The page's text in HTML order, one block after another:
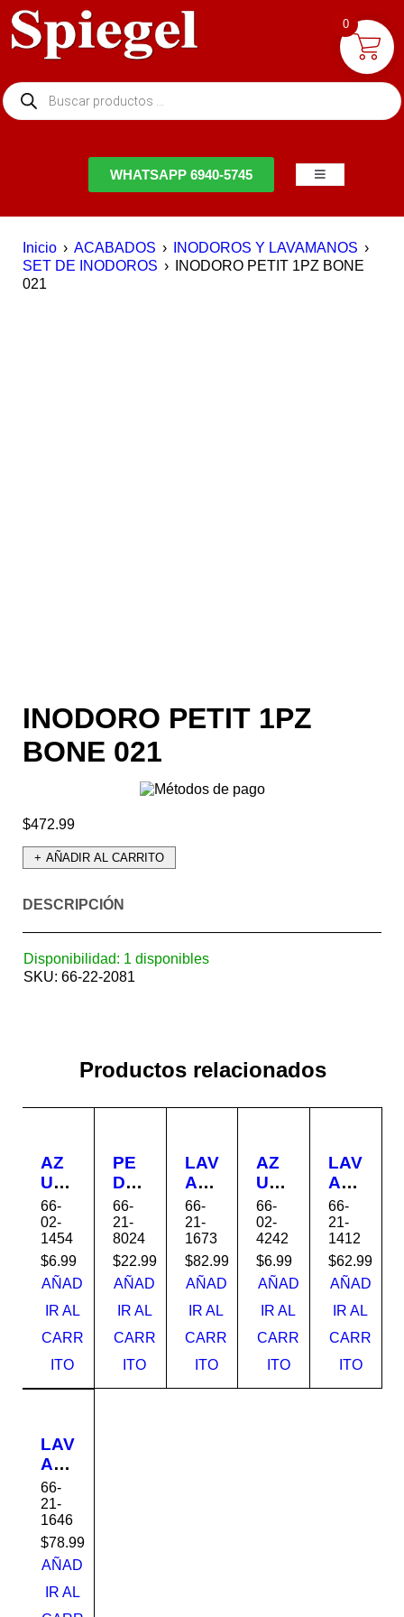
WHATSAPP 6940-5745
Inicio › ACABADOS › INODOROS Y LAVAMANOS ›
SET DE INODOROS ›
INODORO PETIT 1PZ BONE
021
INODORO PETIT 1PZ
BONE 021
$472.99
AÑADIR AL CARRITO
DESCRIPCIÓN
Disponibilidad: 1 disponibles
SKU: 66-22-2081
Productos relacionados
AZ
UL
EJ
O
20X
30
312
5E
GR
EE
N
66-
02-
1454
$6.99
AÑAD
IR AL
CARR
ITO
PE
DE
STA
L
UNI
VE
RS
AL
AZ
UL
GA
66-
21-
8024
$22.99
AÑAD
IR AL
CARR
ITO
LAV
AM
AN
O
SO
BR
E
PU
EST
O
LX-
66-
21-
1673
$82.99
AÑAD
IR AL
CARR
ITO
AZ
UL
EJ
O
32x
56
321
42
BRI
LL
O
66-
02-
4242
$6.99
AÑAD
IR AL
CARR
ITO
LAV
AM
AN
OS
VID
RIO
141
2
T12
*40
0-
66-
21-
1412
$62.99
AÑAD
IR AL
CARR
ITO
LAV
AM
AN
O
PE
DE
STA
L
HD
66-
21-
1646
$78.99
AÑAD
IR AL
0